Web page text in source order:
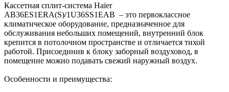
Кассетная сплит-система Haier
AB36ES1ERA(S)/1U36SS1EAB – это первоклассное
климатическое оборудование, предназначенное для
обслуживания небольших помещений, внутренний блок
крепится в потолочном пространстве и отличается тихой
работой. Присоединив к блоку заборный воздуховод, в
помещение можно подавать свежий наружный воздух.
Особенности и преимущества: